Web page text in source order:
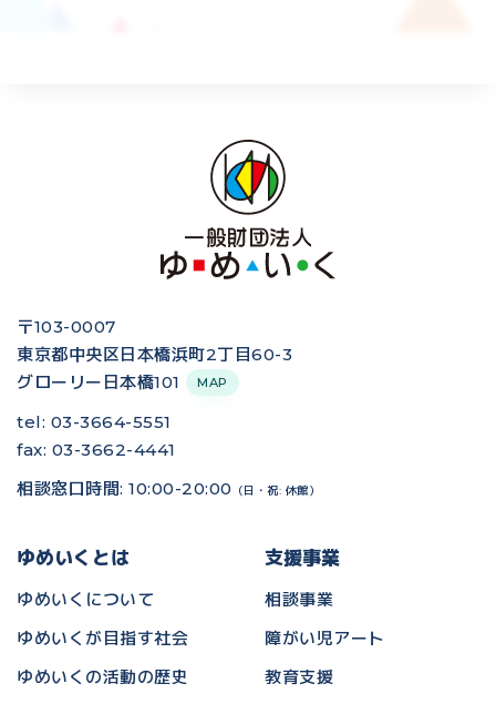
〒103-0007
東京都中央区日本橋浜町2丁目60-3
グローリー日本橋101
MAP
tel: 03-3664-5551
fax: 03-3662-4441
相談窓口時間: 10:00-20:00
（日・祝: 休館）
ゆめいくとは
ゆめいくについて
ゆめいくが目指す社会
ゆめいくの活動の歴史
支援事業
相談事業
障がい児アート
教育支援